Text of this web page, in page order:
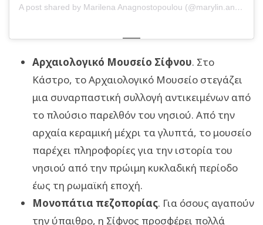
A post shared by Marilena Anagnostopoulou (@marylin.anagnostopoulou)
Αρχαιολογικό Μουσείο Σίφνου. Στο
Κάστρο, το Αρχαιολογικό Μουσείο στεγάζει
μια συναρπαστική συλλογή αντικειμένων από
το πλούσιο παρελθόν του νησιού. Από την
αρχαία κεραμική μέχρι τα γλυπτά, το μουσείο
παρέχει πληροφορίες για την ιστορία του
νησιού από την πρώιμη κυκλαδική περίοδο
έως τη ρωμαϊκή εποχή.
Μονοπάτια πεζοπορίας. Για όσους αγαπούν
την ύπαιθρο, η Σίφνος προσφέρει πολλά